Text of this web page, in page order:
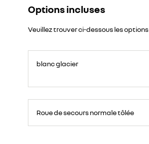
Options incluses
Veuillez trouver ci-dessous les
blanc glacier
secours
Roue de secours normale tôlée